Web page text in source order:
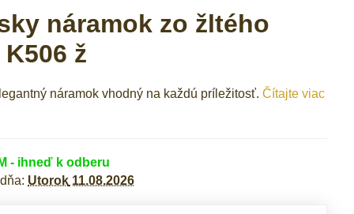
náramok zo žltého
ž
náramok vhodný na každú príležitosť.Čítajte viac
- ihneď k odberu
Utorok 11.08.2026